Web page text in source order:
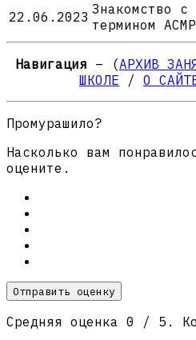
22.06.2023 Знакомство с
термином АСМР
Навигация – (АРХИВ
ШКОЛЕ / О
Промурашило?
Насколько вам
оцените.
Отправить оценку
Средняя оценка 0 / 5.